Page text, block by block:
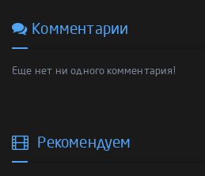
Комментарии
Еще нет ни одного комментария!
Рекомендуем